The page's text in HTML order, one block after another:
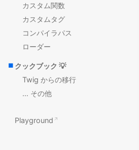
カスタム関数
カスタムタグ
コンパイラパス
ローダー
クックブック 💡
Twig からの移行
… その他
Playground